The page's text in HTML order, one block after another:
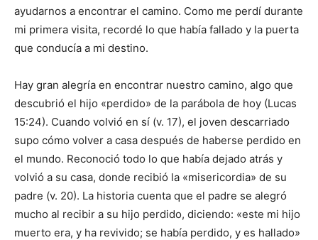
ayudarnos a encontrar el camino. Como me perdí durante
mi primera visita, recordé lo que había fallado y la puerta
que conducía a mi destino.
Hay gran alegría en encontrar nuestro camino, algo que
descubrió el hijo «perdido» de la parábola de hoy (Lucas
15:24). Cuando volvió en sí (v. 17), el joven descarriado
supo cómo volver a casa después de haberse perdido en
el mundo. Reconoció todo lo que había dejado atrás y
volvió a su casa, donde recibió la «misericordia» de su
padre (v. 20). La historia cuenta que el padre se alegró
mucho al recibir a su hijo perdido, diciendo: «este mi hijo
muerto era, y ha revivido; se había perdido, y es hallado»